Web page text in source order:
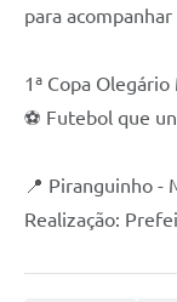
para
1ª Copa
⚽ Futebol que
📍 Piranguinho -
Realização: